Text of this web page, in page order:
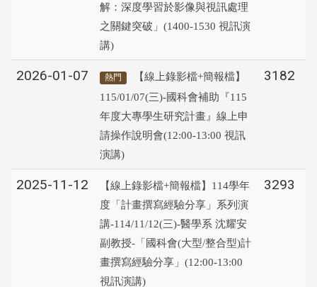
解：深度學習於影像與視訊處理
之關鍵突破」(1400-1530 視訊演
講)
2026-01-07 熱門
【線上錄影檔+簡報檔】
115/01/07(三)-國科會補助『115
年度大專學生研究計畫』線上申
請操作說明會(12:00-13:00 視訊
演講)
3182
2025-11-12
【線上錄影檔+簡報檔】114學年
度「計畫撰寫經驗分享」系列演
講-114/11/12(三)-醫學系 沈耀安
副教授-「國科會(大型/整合型)計
畫撰寫經驗分享」(12:00-13:00
視訊演講)
3293